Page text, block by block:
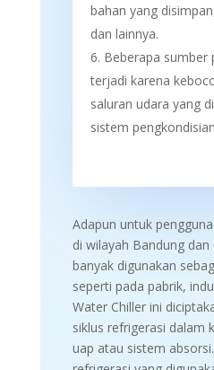
bahan yang
dan lainnya.
Beberapa sumber
terjadi karena
saluran udara yang
sistem
Adapun untuk
di wilayah Bandung dan
banyak digunakan
seperti pada pabrik,
Water Chiller ini
siklus refrigerasi dalam
uap atau sistem